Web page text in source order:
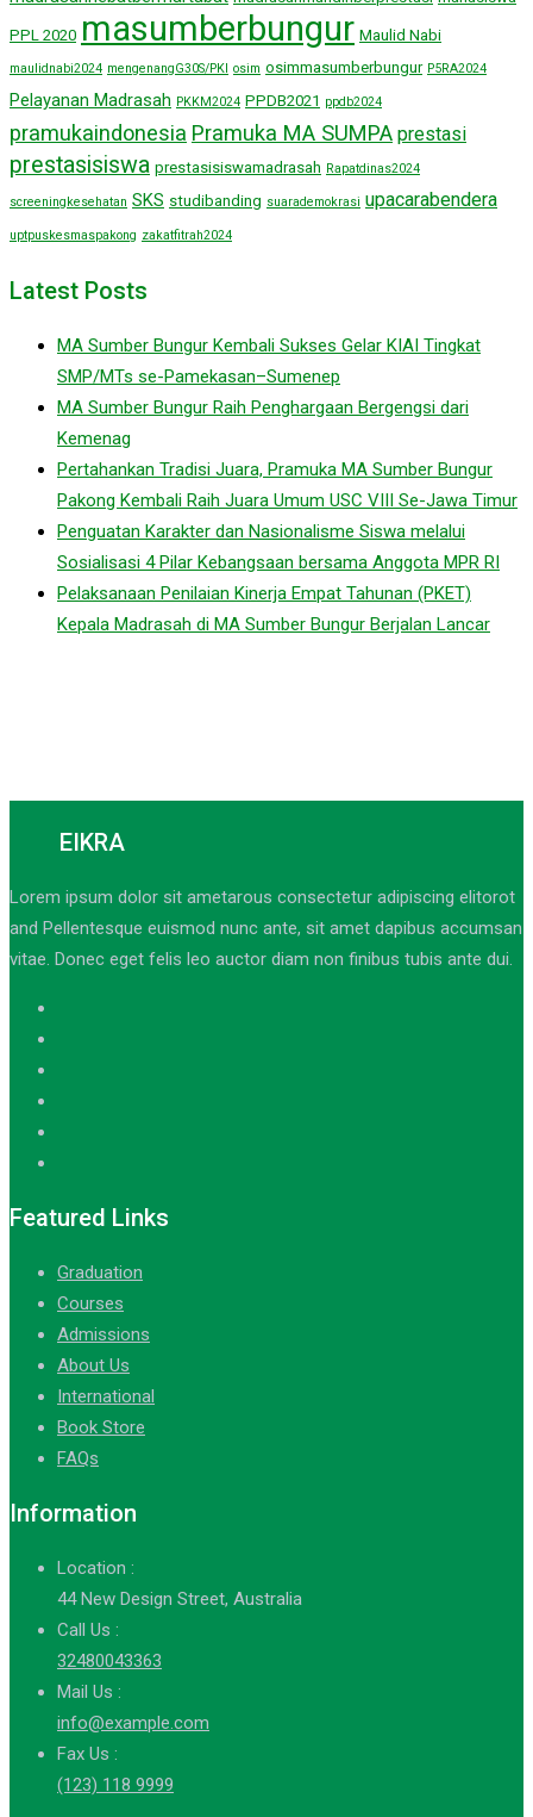
PPL 2020 masumberbungur Maulid Nabi
maulidnabi2024 mengenangG30S/PKI osim osimmasumberbungur P5RA2024
Pelayanan Madrasah PKKM2024 PPDB2021 ppdb2024
pramukaindonesia Pramuka MA SUMPA prestasi
prestasisiswa prestasisiswamadrasah Rapatdinas2024
screeningkesehatan SKS studibanding suarademokrasi upacarabendera
uptpuskesmaspakong zakatfitrah2024
Latest Posts
MA Sumber Bungur Kembali Sukses Gelar KIAI Tingkat
SMP/MTs se-Pamekasan–Sumenep
MA Sumber Bungur Raih Penghargaan Bergengsi dari
Kemenag
Pertahankan Tradisi Juara, Pramuka MA Sumber Bungur
Pakong Kembali Raih Juara Umum USC VIII Se-Jawa Timur
Penguatan Karakter dan Nasionalisme Siswa melalui
Sosialisasi 4 Pilar Kebangsaan bersama Anggota MPR RI
Pelaksanaan Penilaian Kinerja Empat Tahunan (PKET)
Kepala Madrasah di MA Sumber Bungur Berjalan Lancar
EIKRA
Lorem ipsum dolor sit ametarous consectetur adipiscing elitorot
and Pellentesque euismod nunc ante, sit amet dapibus accumsan
vitae. Donec eget felis leo auctor diam non finibus tubis ante dui.
Featured Links
Graduation
Courses
Admissions
About Us
International
Book Store
FAQs
Information
Location :
44 New Design Street, Australia
Call Us :
32480043363
Mail Us :
info@example.com
Fax Us :
(123) 118 9999